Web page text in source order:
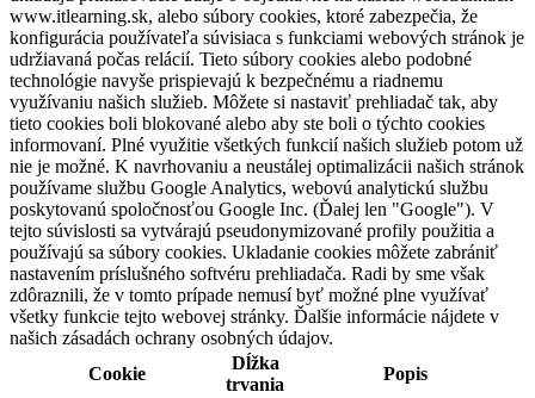
www.itlearning.sk, alebo súbory cookies, ktoré zabezpečia, že
konfigurácia používateľa súvisiaca s funkciami webových stránok je
udržiavaná počas relácií. Tieto súbory cookies alebo podobné
technológie navyše prispievajú k bezpečnému a riadnemu
využívaniu našich služieb. Môžete si nastaviť prehliadač tak, aby
tieto cookies boli blokované alebo aby ste boli o týchto cookies
informovaní. Plné využitie všetkých funkcií našich služieb potom už
nie je možné. K navrhovaniu a neustálej optimalizácii našich stránok
používame službu Google Analytics, webovú analytickú službu
poskytovanú spoločnosťou Google Inc. (Ďalej len "Google"). V
tejto súvislosti sa vytvárajú pseudonymizované profily použitia a
používajú sa súbory cookies. Ukladanie cookies môžete zabrániť
nastavením príslušného softvéru prehliadača. Radi by sme však
zdôraznili, že v tomto prípade nemusí byť možné plne využívať
všetky funkcie tejto webovej stránky. Ďalšie informácie nájdete v
našich zásadách ochrany osobných údajov.
Cookie
Dĺžka
trvania
Popis